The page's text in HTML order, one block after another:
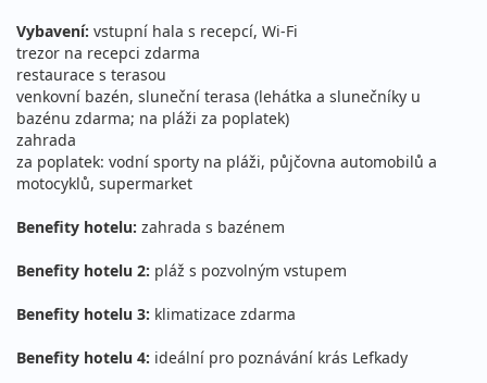
24 390 Kč
cena za 8 dní (7 nocí)
22.08. - 02.09.2026
sobota - středa
letecky (Praha)
cena za 12 dní (11 nocí) vyprodáno
sobota - středa
Sleva 7%32 990 Kč 30 690 Kč
sobota - sobota
Vybavení: vstupní hala s recepcí, Wi-Fi
trezor na recepci zdarma
restaurace s terasou
venkovní bazén, sluneční terasa (lehátka a slunečníky u
bazénu zdarma; na pláži za poplatek)
zahrada
za poplatek: vodní sporty na pláži, půjčovna automobilů a
motocyklů, supermarket
Benefity hotelu: zahrada s bazénem
Benefity hotelu 2: pláž s pozvolným vstupem
Benefity hotelu 3: klimatizace zdarma
Benefity hotelu 4: ideální pro poznávání krás Lefkady